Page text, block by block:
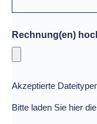
Rechnung(en)
Akzeptierte
Bitte laden Sie hier